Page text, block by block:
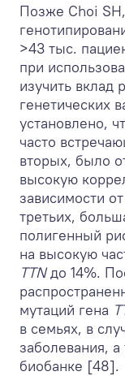
Позже Choi
>43 тыс.
при
изучить вклад
генетических
установлено,
часто
вторых, было
высокую
зависимости
третьих,
полигенный
на высокую
TTNдо 14%.
мутаций гена
в семьях, в
заболевания,
биобанке [48].